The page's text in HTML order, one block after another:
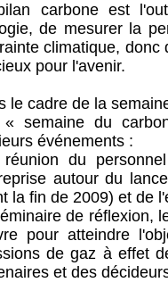
carbone est
de mesurer la
climatique, donc
pour l'avenir.
le cadre de la
« semaine du
événements :
réunion du
autour du
la fin de 2009) et de
de réflexion,
pour atteindre
de gaz à effet
et des